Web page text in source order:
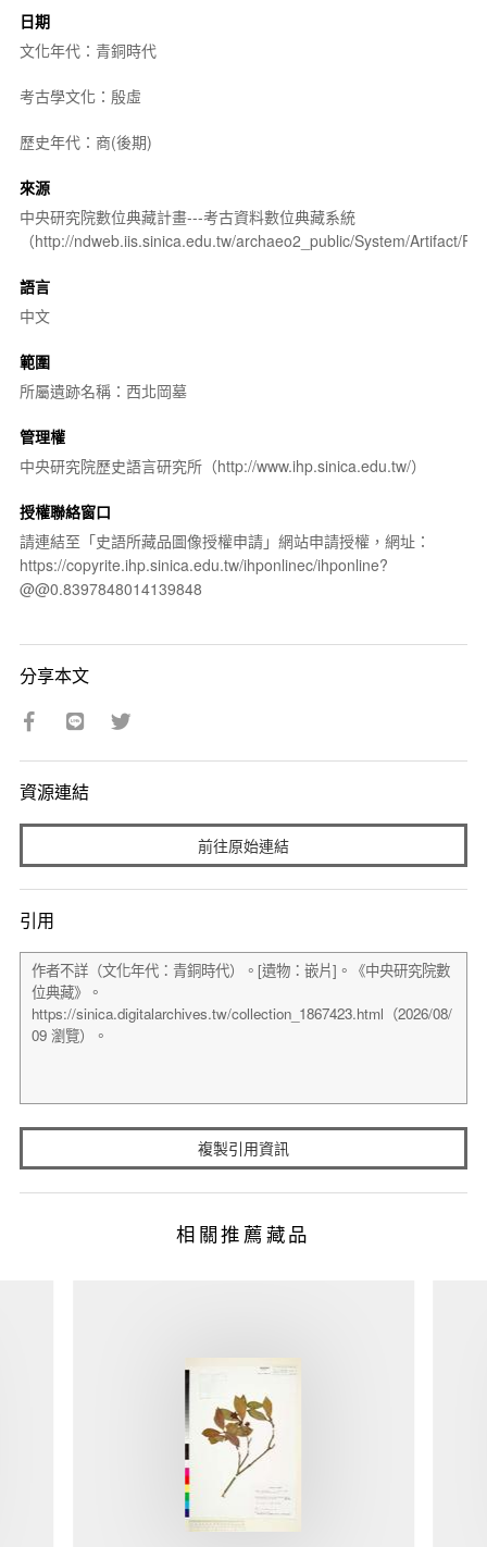
日期
文化年代：青銅時代
考古學文化：殷虛
歷史年代：商(後期)
來源
中央研究院數位典藏計畫---考古資料數位典藏系統
（http://ndweb.iis.sinica.edu.tw/archaeo2_public/System/Artifact/
語言
中文
範圍
所屬遺跡名稱：西北岡墓
管理權
中央研究院歷史語言研究所（http://www.ihp.sinica.edu.tw/）
授權聯絡窗口
請連結至「史語所藏品圖像授權申請」網站申請授權，網址：
https://copyrite.ihp.sinica.edu.tw/ihponlinec/ihponline?
@@0.8397848014139848
分享本文
資源連結
前往原始連結
引用
複製引用資訊
相關推薦藏品